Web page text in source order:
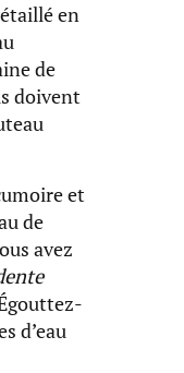
en
de
doivent
et
de
avez
d’eau